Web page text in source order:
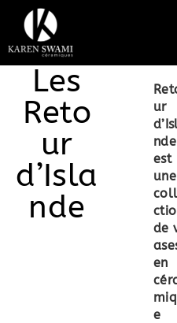
Les
Reto
ur
d’Isla
nde
ur
nde
est
une
de
en
e